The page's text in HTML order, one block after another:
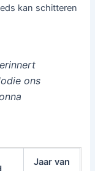
kan schitteren
ons
Jaar van